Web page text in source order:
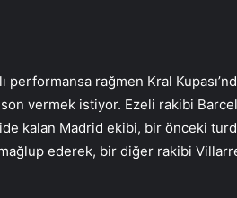
performansa rağmen Kral
vermek istiyor. Ezeli rakibi
kalan Madrid ekibi, bir önceki
ederek, bir diğer rakibi